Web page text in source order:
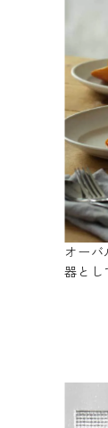
オー
器とし